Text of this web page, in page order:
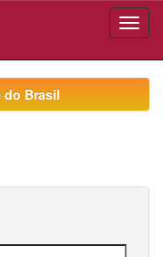
do Brasil